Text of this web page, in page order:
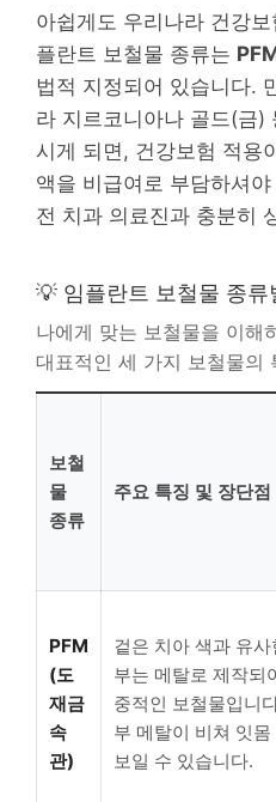
아쉽게도 우리나라 건강
플란트 보철물 종류는
법적 지정되어 있습니다.
라 지르코니아나 골드(금)
시게 되면, 건강보험 적용
액을 비급여로 부담하셔
전 치과 의료진과 충분히
💡 임플란트 보철물 종류
나에게 맞는 보철물을 이해
대표적인 세 가지 보철물의
보철
물
종류
주요 특징 및 장단점
PFM
(도
재금
속
관)
겉은 치아 색과 유
부는 메탈로 제작되
중적인 보철물입니
부 메탈이 비쳐 잇
보일 수 있습니다.